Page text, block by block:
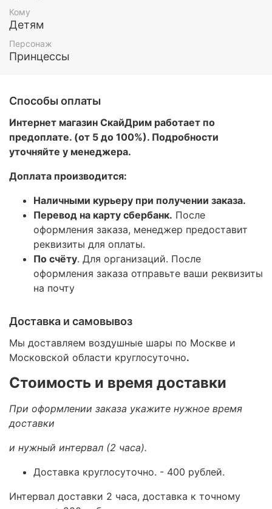
Кому
Детям
Персонаж
Принцессы
Способы оплаты
Интернет магазин СкайДрим работает по
предоплате. (от 5 до 100%). Подробности
уточняйте у менеджера.
Доплата производится:
Наличными курьеру при получении заказа.
Перевод на карту сбербанк. После
оформления заказа, менеджер предоставит
реквизиты для оплаты.
По счёту. Для организаций. После
оформления заказа отправьте ваши реквизиты
на почту
Доставка и самовывоз
Мы доставляем воздушные шары по Москве и
Московской области круглосуточно.
Стоимость и время доставки
При оформлении заказа укажите нужное время
доставки
и нужный интервал (2 часа).
Доставка круглосуточно. - 400 рублей.
Интервал доставки 2 часа, доставка к точному